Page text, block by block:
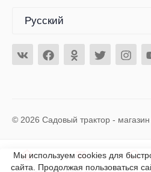
© 2026 Садовый трактор - магазин
Мы используем cookies для
сайта. Продолжая пользоваться